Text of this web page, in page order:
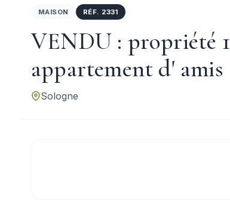
MAISON RÉF. 2331
VENDU : propriété
appartement d' amis
Sologne